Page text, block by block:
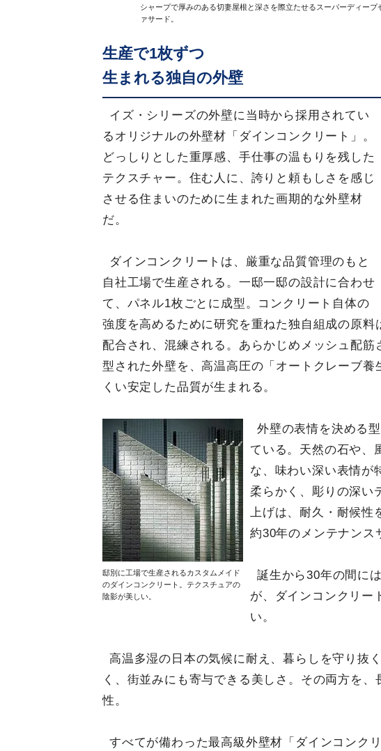
シャープで厚みのある切妻屋根と深さを際立たせるスーパーディー
ァサード。
生産で1枚ずつ
生まれる独自の外壁
イズ・シリーズの外壁に当時から採用されてい
るオリジナルの外壁材「ダインコンクリート」。
どっしりとした重厚感、手仕事の温もりを残した
テクスチャー。住む人に、誇りと頼もしさを感じ
させる住まいのために生まれた画期的な外壁材
だ。
ダインコンクリートは、厳重な品質管理のもと
自社工場で生産される。一邸一邸の設計に合わせ
て、パネル1枚ごとに成型。コンクリート自体の
強度を高めるために研究を重ねた独自組成の原料
配合され、混練される。あらかじめメッシュ配
型された外壁を、高温高圧の「オートクレーブ
くい安定した品質が生まれる。
邸別に工場で生産されるカスタムメイド
のダインコンクリート。テクスチュアの
陰影が美しい。
外壁の表情を決める
ている。天然の石や、
な、味わい深い表情が
柔らかく、彫りの深い
上げは、耐久・耐候性
約30年のメンテナンス
誕生から30年の間に
が、ダインコンクリー
い。
高温多湿の日本の気候に耐え、暮らしを守り抜
く、街並みにも寄与できる美しさ。その両方を
性。
すべてが備わった最高級外壁材「ダインコンク